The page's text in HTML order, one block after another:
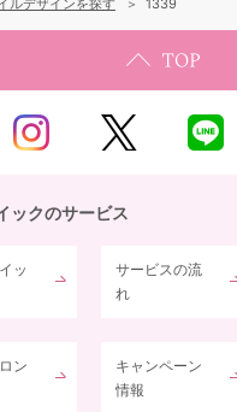
ックのサービス
ッ
サービスの流
れ
ン
キャンペーン
情報